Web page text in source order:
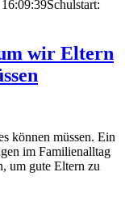
Schulstart:
wir Eltern
können müssen. Ein
im Familienalltag
um gute Eltern zu